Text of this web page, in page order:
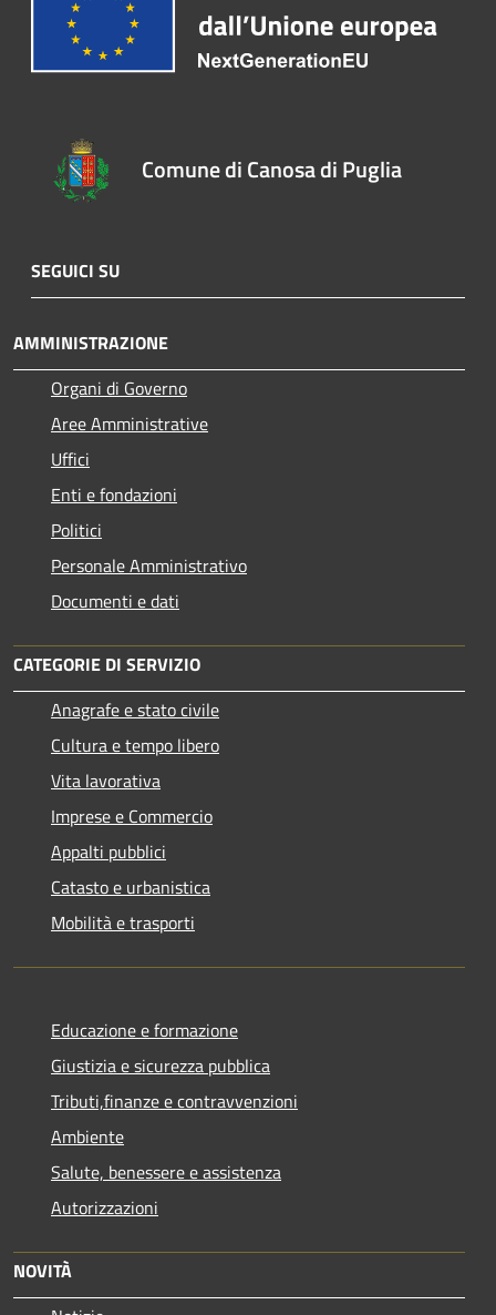
Comune di Canosa di Puglia
SEGUICI SU
AMMINISTRAZIONE
Organi di Governo
Aree Amministrative
Uffici
Enti e fondazioni
Politici
Personale Amministrativo
Documenti e dati
CATEGORIE DI SERVIZIO
Anagrafe e stato civile
Cultura e tempo libero
Vita lavorativa
Imprese e Commercio
Appalti pubblici
Catasto e urbanistica
Mobilità e trasporti
Educazione e formazione
Giustizia e sicurezza pubblica
Tributi,finanze e contravvenzioni
Ambiente
Salute, benessere e assistenza
Autorizzazioni
NOVITÀ